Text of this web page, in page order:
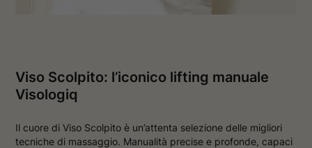
Viso Scolpito: l’iconico lifting manuale
Visologiq
Il cuore di Viso Scolpito è un’attenta selezione delle migliori
tecniche di massaggio. Manualità precise e profonde, capaci